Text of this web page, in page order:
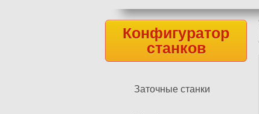
Конфигуратор
станков
Заточные станки